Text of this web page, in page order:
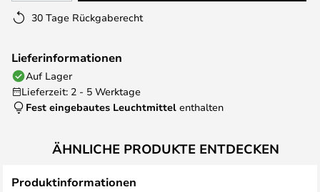
30 Tage Rückgaberecht
Lieferinformationen
Auf Lager
Lieferzeit: 2 - 5 Werktage
Fest eingebautes Leuchtmittel enthalten
ÄHNLICHE PRODUKTE ENTDECKEN
Produktinformationen